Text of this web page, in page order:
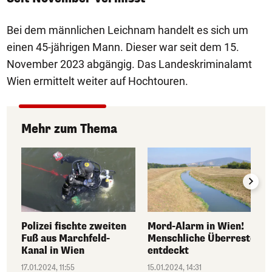
Bei dem männlichen Leichnam handelt es sich um
einen 45-jährigen Mann. Dieser war seit dem 15.
November 2023 abgängig. Das Landeskriminalamt
Wien ermittelt weiter auf Hochtouren.
Mehr zum Thema
Polizei fischte zweiten
Fuß aus Marchfeld-
Kanal in Wien
17.01.2024, 11:55
Mord-Alarm in Wien!
Menschliche Überreste
entdeckt
15.01.2024, 14:31